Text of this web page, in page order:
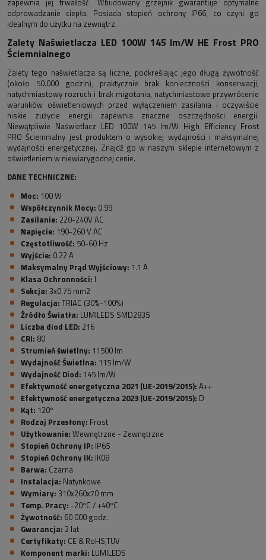
zapewnia jej trwałość. Wbudowany grzejnik gwarantuje optymalne
odprowadzanie ciepła. Posiada stopień ochrony IP66, co czyni go
idealnym do użytku na zewnątrz.
Zalety Naświetlacza LED 100W 145 lm/W HE Frost PRO
Ściemnialnego
Zalety tego naświetlacza są liczne, podkreślając jego długą żywotność
(około 50.000 godzin), praktycznie brak konieczności konserwacji,
natychmiastowy rozruch i brak migotania, natychmiastowe przywrócenie
warunków oświetleniowych przed wyłączeniem zasilania i oczywiście
niskie zużycie energii zapewnia znaczne oszczędności energii.
Niewątpliwie Naświetlacz LED 100W 145 lm/W High Efficiency Frost
PRO Ściemnialny jest produktem o wysokiej wydajności i maksymalnej
wydajności energetycznej. Znajdź go w naszym sklepie internetowym z
oświetleniem w niewiarygodnej cenie.
DANE TECHNICZNE:
Moc: 100 W
Współczynnik Mocy: 0.99
Zasilanie: 220-240V AC
Napięcie: 190-260 V AC
Częstotliwość: 50-60 Hz
Wyjście: 0.22 A
Maksymalny Prąd Wyjściowy: 1.1 A
Klasa Ochronności: I
Sekcja: 3x0.75 mm2
Regulacja: TRIAC (30%-100%)
Źródło Światła: LUMILEDS SMD2835
Liczba diod LED: 216
CRI: 80
Strumień świetlny: 11500 lm
Wydajność Świetlna: 115 lm/W
Wydajność Diod: 145 lm/W
Efektywność energetyczna 2021 (UE-2019/2015): A++
Efektywność energetyczna 2023 (UE-2019/2015): D
Kąt: 120º
Rodzaj Przesłony: Frost
Użytkowanie: Wewnętrzne - Zewnętrzne
Stopień Ochrony IP: IP65
Stopień Ochrony IK: IK08
Barwa: Czarna
Instalacja: Natynkowe
Wymiary: 310x260x70 mm
Temp. Pracy: -20ºC / +40ºC
Żywotność: 60 000 godz.
Gwarancja: 2 lat
Certyfikaty: CE & RoHS,TÜV
Komponent marki: LUMILEDS